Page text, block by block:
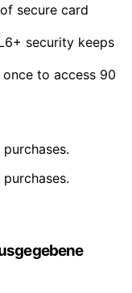
secure card
security keeps
once to access 90